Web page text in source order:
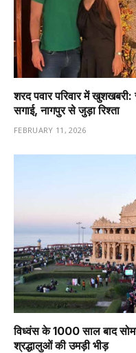
शरद पवार परिवार में
सगाई, नागपुर से जुड़ा रिश्ता
FEBRUARY 11, 2026
विध्वंस के 1000 साल बाद
श्रद्धालुओं की उमड़ी भीड़